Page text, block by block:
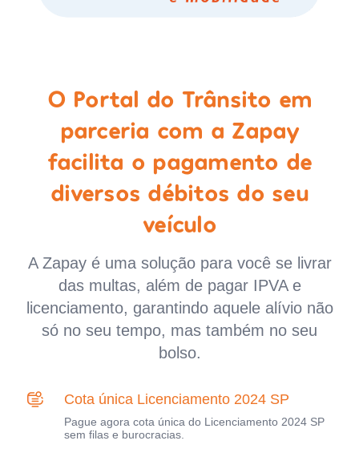
O Portal do Trânsito em
parceria com a Zapay
facilita o pagamento de
diversos débitos do seu
veículo
A Zapay é uma solução para você se livrar
das multas, além de pagar IPVA e
licenciamento, garantindo aquele alívio não
só no seu tempo, mas também no seu
bolso.
Cota única Licenciamento 2024 SP
Pague agora cota única do Licenciamento 2024 SP
sem filas e burocracias.